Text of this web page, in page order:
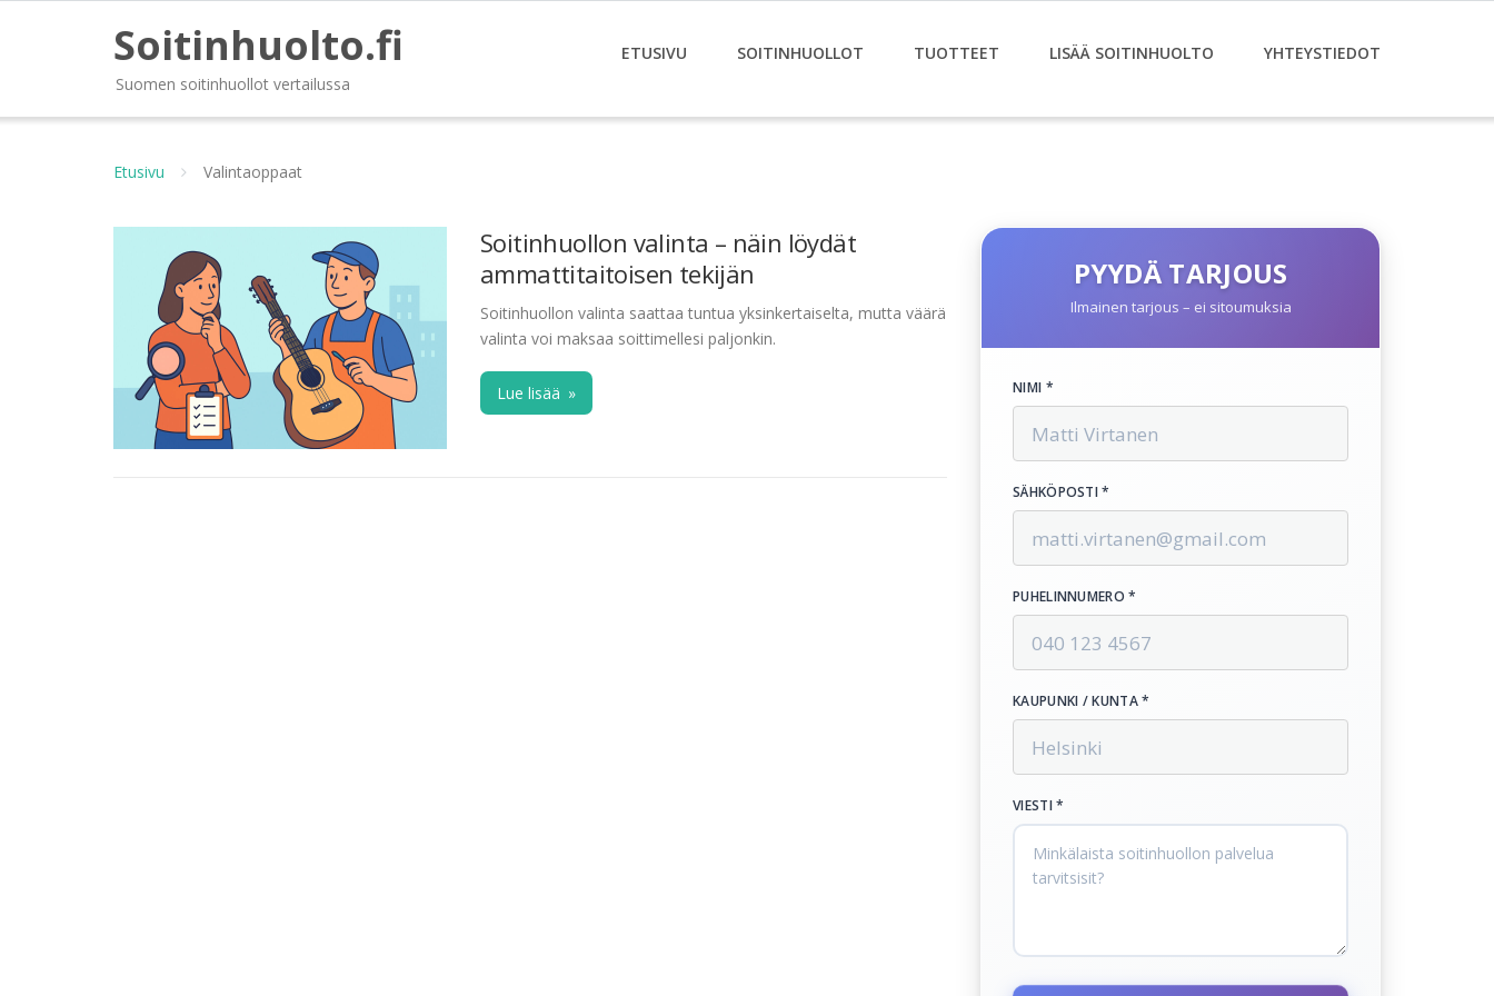
Soitinhuolto.fi
Suomen soitinhuollot vertailussa
ETUSIVU SOITINHUOLLOT TUOTTEET LISÄÄ SOITINHUOLTO YHTEYSTIEDOT
Etusivu Valintaoppaat
Soitinhuollon valinta – näin löydät
ammattitaitoisen tekijän
Soitinhuollon valinta saattaa tuntua yksinkertaiselta, mutta väärä
valinta voi maksaa soittimellesi paljonkin.
Lue lisää »
PYYDÄ TARJOUS
Ilmainen tarjous – ei sitoumuksia
NIMI *
SÄHKÖPOSTI *
PUHELINNUMERO *
KAUPUNKI / KUNTA *
VIESTI *